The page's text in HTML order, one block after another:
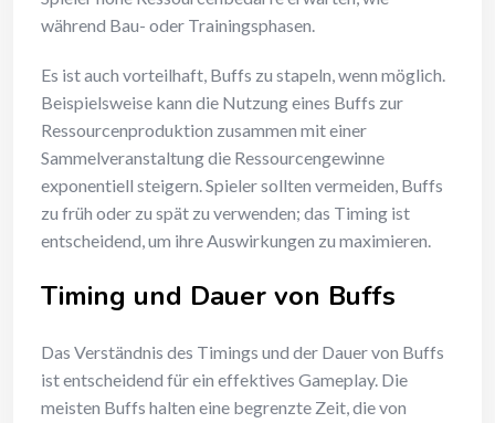
während Bau- oder Trainingsphasen.
Es ist auch vorteilhaft, Buffs zu stapeln, wenn möglich.
Beispielsweise kann die Nutzung eines Buffs zur
Ressourcenproduktion zusammen mit einer
Sammelveranstaltung die Ressourcengewinne
exponentiell steigern. Spieler sollten vermeiden, Buffs
zu früh oder zu spät zu verwenden; das Timing ist
entscheidend, um ihre Auswirkungen zu maximieren.
Timing und Dauer von Buffs
Das Verständnis des Timings und der Dauer von Buffs
ist entscheidend für ein effektives Gameplay. Die
meisten Buffs halten eine begrenzte Zeit, die von